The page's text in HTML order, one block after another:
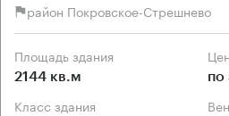
район Покровское-Стрешнево
Площадь здания
2144 кв.м по
Класс здания